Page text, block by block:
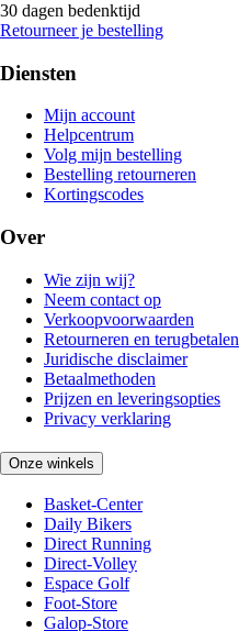
30 dagen bedenktijd
Retourneer je bestelling
Diensten
Mijn account
Helpcentrum
Volg mijn bestelling
Bestelling retourneren
Kortingscodes
Over
Wie zijn wij?
Neem contact op
Verkoopvoorwaarden
Retourneren en terugbetalen
Juridische disclaimer
Betaalmethoden
Prijzen en leveringsopties
Privacy verklaring
Onze winkels
Basket-Center
Daily Bikers
Direct Running
Direct-Volley
Espace Golf
Foot-Store
Galop-Store